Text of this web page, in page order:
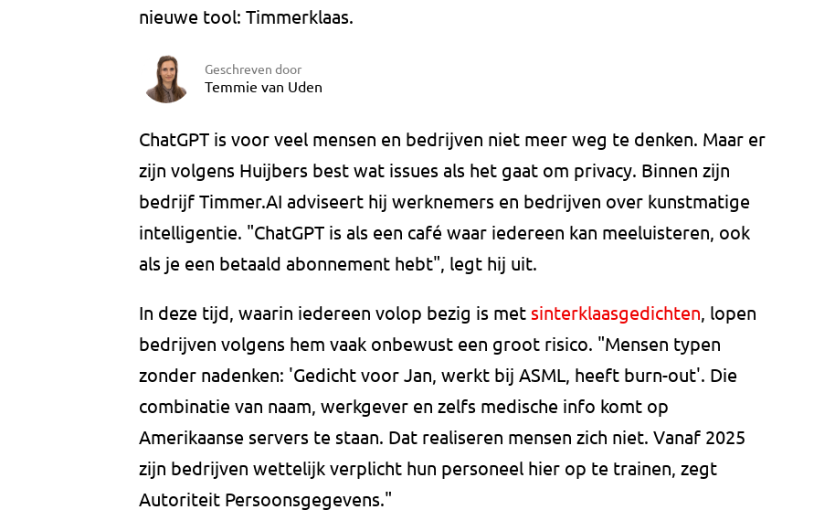
nieuwe tool: Timmerklaas.
Geschreven door
Temmie van Uden
ChatGPT is voor veel mensen en bedrijven niet meer weg te denken. Maar er
zijn volgens Huijbers best wat issues als het gaat om privacy. Binnen zijn
bedrijf Timmer.AI adviseert hij werknemers en bedrijven over kunstmatige
intelligentie. "ChatGPT is als een café waar iedereen kan meeluisteren, ook
als je een betaald abonnement hebt", legt hij uit.
In deze tijd, waarin iedereen volop bezig is met sinterklaasgedichten, lopen
bedrijven volgens hem vaak onbewust een groot risico. "Mensen typen
zonder nadenken: 'Gedicht voor Jan, werkt bij ASML, heeft burn-out'. Die
combinatie van naam, werkgever en zelfs medische info komt op
Amerikaanse servers te staan. Dat realiseren mensen zich niet. Vanaf 2025
zijn bedrijven wettelijk verplicht hun personeel hier op te trainen, zegt
Autoriteit Persoonsgegevens."